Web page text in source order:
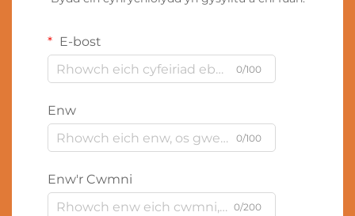
E-bost
0/100
Enw
0/100
Enw'r Cwmni
0/200